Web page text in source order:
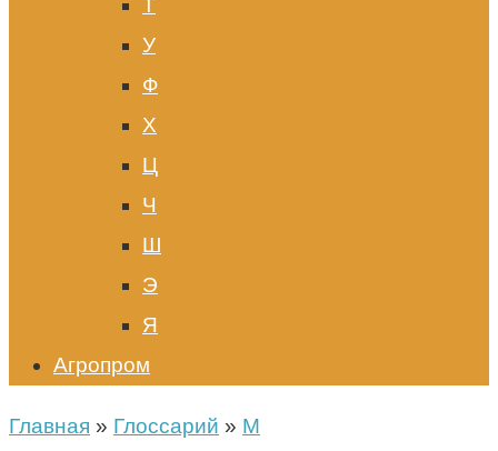
Т
У
Ф
Х
Ц
Ч
Ш
Э
Я
Агропром
Главная » Глоссарий » М